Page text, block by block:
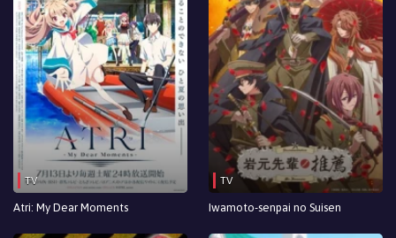
Episodio 26
Episodio 25
Episodio 24
Episodio 23
Episodio 22
Episodio 21
TV
Atri: My Dear Moments
TV
Iwamoto-senpai no Suisen